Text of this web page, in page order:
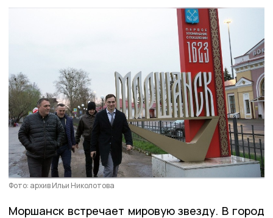
Фото: архив Ильи Николотова
Моршанск встречает мировую звезду. В город